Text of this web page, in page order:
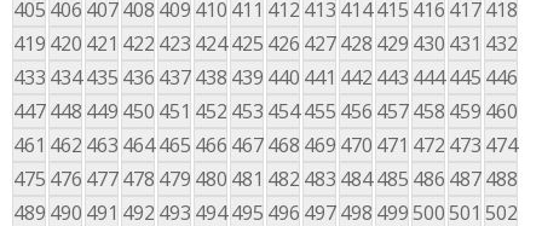
405 406 407408 409 410 411 412 413 414415 416 417418
419 420 421 422 423 424425 426 427428 429 430 431 432
433 434435 436 437438 439 440 441 442 443 444445 446
447448 449 450 451 452 453 454455 456 457458 459 460
461 462 463 464465 466 467468 469 470 471 472 473 474
475 476 477478 479 480 481 482 483 484485 486 487488
489 490 491 492 493 494495 496 497498 499500501 502